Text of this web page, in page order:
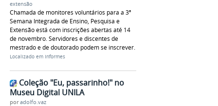
extensão
Chamada de monitores voluntários para a 3ª
Semana Integrada de Ensino, Pesquisa e
Extensão está com inscrições abertas até 14
de novembro. Servidores e discentes de
mestrado e de doutorado podem se inscrever.
Localizado em Informes
Coleção "Eu, passarinho!" no
Museu Digital UNILA
poradolfo.vaz